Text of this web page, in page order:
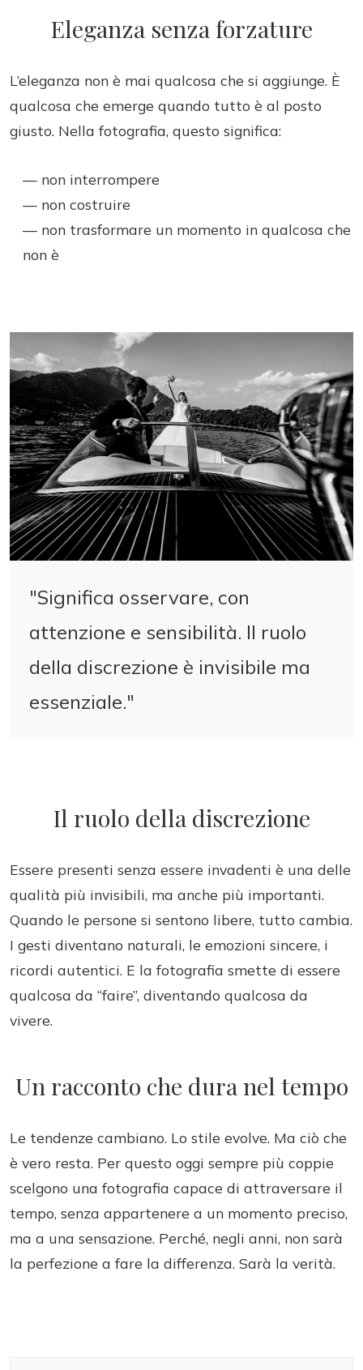
Eleganza senza forzature
L’eleganza non è mai qualcosa che si aggiunge. È
qualcosa che emerge quando tutto è al posto
giusto. Nella fotografia, questo significa:
— non interrompere
— non costruire
— non trasformare un momento in qualcosa che
non è
"Significa osservare, con
attenzione e sensibilità. Il ruolo
della discrezione è invisibile ma
essenziale."
Il ruolo della discrezione
Essere presenti senza essere invadenti è una delle
qualità più invisibili, ma anche più importanti.
Quando le persone si sentono libere, tutto cambia.
I gesti diventano naturali, le emozioni sincere, i
ricordi autentici. E la fotografia smette di essere
qualcosa da “faire”, diventando qualcosa da
vivere.
Un racconto che dura nel tempo
Le tendenze cambiano. Lo stile evolve. Ma ciò che
è vero resta. Per questo oggi sempre più coppie
scelgono una fotografia capace di attraversare il
tempo, senza appartenere a un momento preciso,
ma a una sensazione. Perché, negli anni, non sarà
la perfezione a fare la differenza. Sarà la verità.